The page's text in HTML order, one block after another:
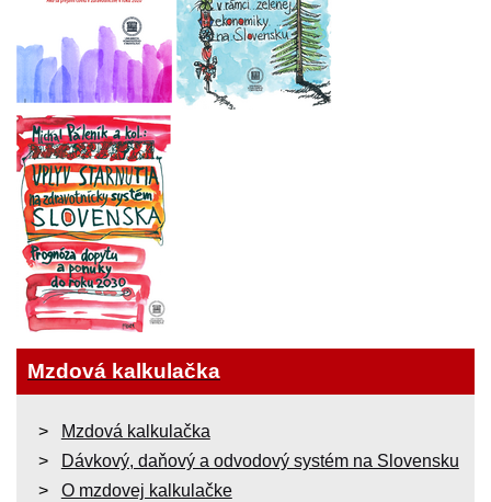
Mzdová kalkulačka
Mzdová kalkulačka
Dávkový, daňový a odvodový systém na Slovensku
O mzdovej kalkulačke